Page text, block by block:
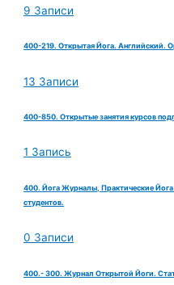
9 Записи
400-219. Открытая Йога. Английский.
13 Записи
400-850. Открытые занятия курсов
1 Запись
400. Йога Журналы, Практические
студентов.
0 Записи
400.- 300. Журнал Открытой Йоги.